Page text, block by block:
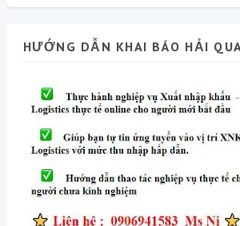
HƯỚNG DẪN KHAI BÁO HẢI